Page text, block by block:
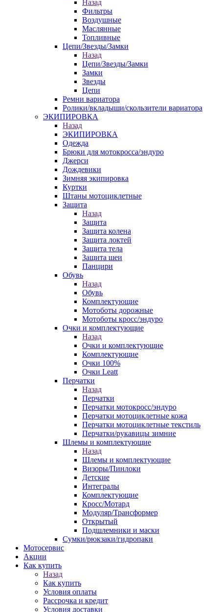
Назад
Фильтры
Воздушные
Маслянные
Топливные
Цепи/Звезды/Замки
Назад
Цепи/Звезды/Замки
Замки
Звезды
Цепи
Ремни вариатора
Ролики/вкладыши/скользители вариатора
ЭКИПИРОВКА
Назад
ЭКИПИРОВКА
Одежда
Брюки для мотокросса/эндуро
Джерси
Дождевики
Зимняя экипировка
Куртки
Штаны мотоциклетные
Защита
Назад
Защита
Защита колена
Защита локтей
Защита тела
Защита шеи
Панцири
Обувь
Назад
Обувь
Комплектующие
Мотоботы дорожные
Мотоботы кросс/эндуро
Очки и комплектующие
Назад
Очки и комплектующие
Комплектующие
Очки 100%
Очки Leatt
Перчатки
Назад
Перчатки
Перчатки мотокросс/эндуро
Перчатки мотоциклетные кожа
Перчатки мотоциклетные текстиль
Перчатки/рукавицы зимние
Шлемы и комплектующие
Назад
Шлемы и комплектующие
Визоры/Пинлоки
Детские
Интегралы
Комплектующие
Кросс/Мотард
Модуляр/Трансформер
Открытый
Подшлемники и маски
Сумки/рюкзаки/гидропаки
Мотосервис
Акции
Как купить
Назад
Как купить
Условия оплаты
Рассрочка и кредит
Условия доставки